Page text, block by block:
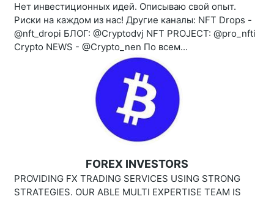
Нет инвестиционных идей. Описываю свой опыт.
Риски на каждом из нас! Другие каналы: NFT Drops -
@nft_dropi БЛОГ: @Cryptodvj NFT PROJECT: @pro_nfti
Crypto NEWS - @Crypto_nen По всем...
FOREX INVESTORS
PROVIDING FX TRADING SERVICES USING STRONG
STRATEGIES. OUR ABLE MULTI EXPERTISE TEAM IS